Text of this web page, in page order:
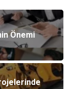
Önemi